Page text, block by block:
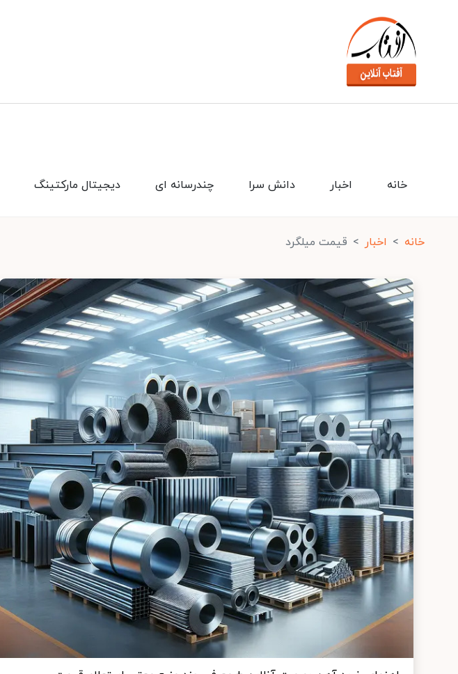
دیجیتال مارکتینگ چندرسانه ای دانش سرا اخبار خانه
خانه اخبار قیمت میلگرد